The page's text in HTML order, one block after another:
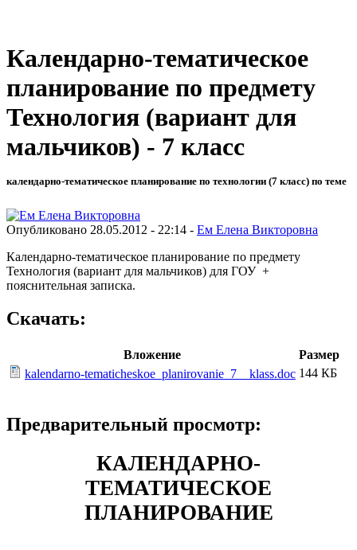
Календарно-тематическое
планирование по предмету
Технология (вариант для
мальчиков) - 7 класс
календарно-тематическое планирование по технологии (7 класс) по теме
Опубликовано 28.05.2012 - 22:14 - Ем Елена Викторовна
Календарно-тематическое планирование по предмету
Технология (вариант для мальчиков) для ГОУ +
пояснительная записка.
Скачать:
Вложение
Размер
kalendarno-tematicheskoe_planirovanie_7__klass.doc 144 КБ
Предварительный просмотр:
КАЛЕНДАРНО-
ТЕМАТИЧЕСКОЕ
ПЛАНИРОВАНИЕ